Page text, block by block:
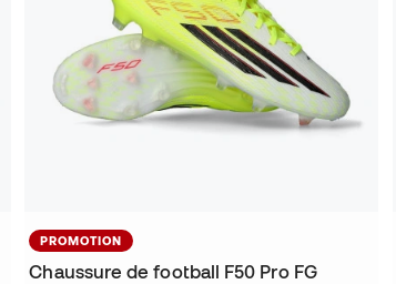
PROMOTION
Chaussure de football F50 Pro FG